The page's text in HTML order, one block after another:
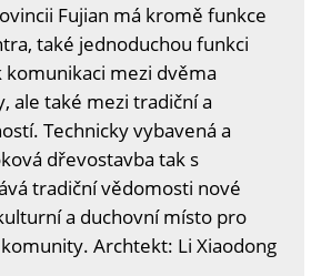
Fujian má kromě funkce
také jednoduchou funkci
mezi dvěma
ale také mezi tradiční a
Technicky vybavená a
dřevostavba tak s
tradiční vědomosti nové
a duchovní místo pro
Archtekt: Li Xiaodong